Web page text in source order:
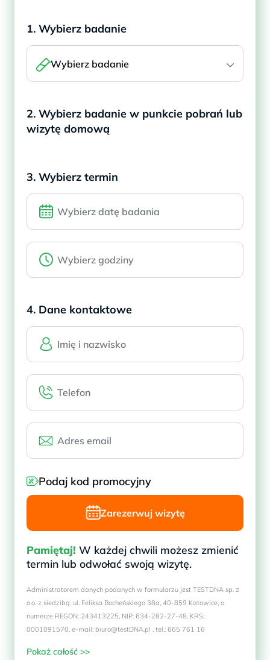
1. Wybierz badanie
Wybierz badanie
2. Wybierz badanie w punkcie pobrań lub
wizytę domową
3. Wybierz termin
4. Dane kontaktowe
Podaj kod promocyjny
Zarezerwuj wizytę
Pamiętaj! W każdej chwili możesz zmienić
termin lub odwołać swoją wizytę.
Administratorem danych podanych w formularzu jest TESTDNA sp. z
o.o. z siedzibą: ul. Feliksa Bocheńskiego 38a, 40-859 Katowice, o
numerze REGON: 243413225, NIP: 634-282-27-48, KRS:
0001091570, e-mail: biuro@testDNA.pl , tel.: 665 761 16
Pokaż całość >>